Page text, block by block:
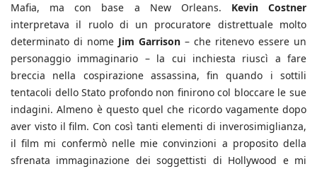
Mafia, ma con base a New Orleans. Kevin Costner
interpretava il ruolo di un procuratore distrettuale molto
determinato di nome Jim Garrison – che ritenevo essere un
personaggio immaginario – la cui inchiesta riuscì a fare
breccia nella cospirazione assassina, fin quando i sottili
tentacoli dello Stato profondo non finirono col bloccare le sue
indagini. Almeno è questo quel che ricordo vagamente dopo
aver visto il film. Con così tanti elementi di inverosimiglianza,
il film mi confermò nelle mie convinzioni a proposito della
sfrenata immaginazione dei soggettisti di Hollywood e mi